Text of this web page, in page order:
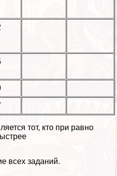
тот, кто при равно
всех заданий.